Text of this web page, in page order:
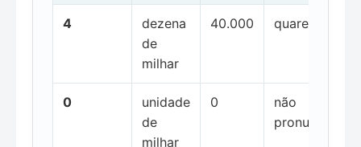
4
dezena
de
milhar
40.000 quarenta mil
0
unidade
de
milhar
0
não
pronunciada